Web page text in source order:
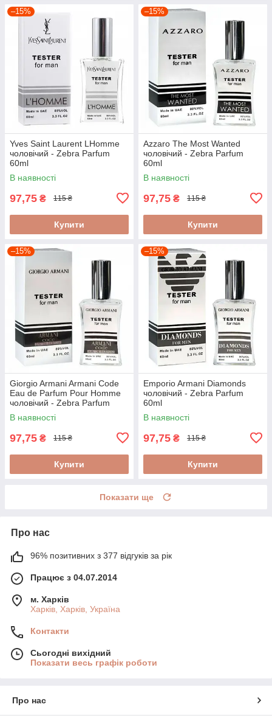
–15%
Yves Saint Laurent LHomme
чоловічий - Zebra Parfum
60ml
В наявності
97,75 ₴ 115 ₴
Купити
–15%
Azzaro The Most Wanted
чоловічий - Zebra Parfum
60ml
В наявності
97,75 ₴ 115 ₴
Купити
–15%
Giorgio Armani Armani Code
Eau de Parfum Pour Homme
чоловічий - Zebra Parfum
60ml
В наявності
97,75 ₴ 115 ₴
Купити
–15%
Emporio Armani Diamonds
чоловічий - Zebra Parfum
60ml
В наявності
97,75 ₴ 115 ₴
Купити
Показати ще
Про нас
96% позитивних з 377 відгуків за рік
Працює з 04.07.2014
м. Харків
Харків, Харків, Україна
Контакти
Сьогодні вихідний
Показати весь графік роботи
Про нас